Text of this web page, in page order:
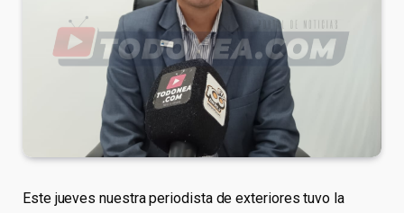
Este jueves nuestra periodista de exteriores tuvo la